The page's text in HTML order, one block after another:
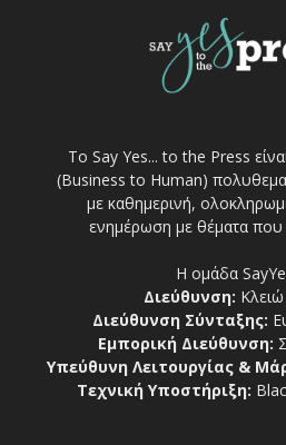
Το Say Yes... to the Press
(Business to Human)
με καθημερινή,
ενημέρωση με θέματα
Η ομάδα
Διεύθυνση:
Διεύθυνση Σύνταξης:
Εμπορική Διεύθυνση:
Υπεύθυνη Λειτουργίας &
Τεχνική Υποστήριξη: